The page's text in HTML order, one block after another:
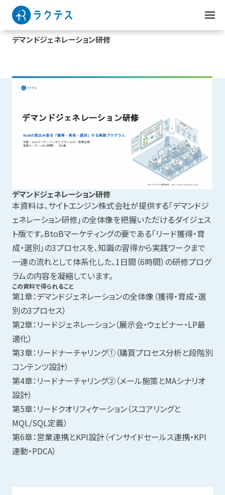
デマンドジェネレーション研修
デマンドジェネレーション研修
本資料は、サイトエンジン株式会社が提供する「デマンドジ
ェネレーション研修」の全体像を把握いただけるダイジェス
ト版です。BtoBマーケティングの要である「リード獲得・育
成・選別」の3プロセスを、知識の習得から実践ワークまで
一連の流れとして体系化した、1日間（6時間）の研修プログ
ラムの内容を凝縮しています。
この資料で得られること
第1章：デマンドジェネレーションの全体像（獲得・育成・選
別の3プロセス）
第2章：リードジェネレーション（展示会・ウェビナー・LP最
適化）
第3章：リードナーチャリング①（購買プロセス分析と段階別
コンテンツ設計）
第4章：リードナーチャリング②（メール施策とMAシナリオ
設計）
第5章：リードクオリフィケーション（スコアリングと
MQL/SQL定義）
第6章：営業連携とKPI設計（インサイドセールス連携・KPI
連動・PDCA）